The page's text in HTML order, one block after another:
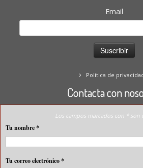
Email
Política de
Contacta con
Los campos marcados con *
Tu nombre*
Tu correo electrónico*